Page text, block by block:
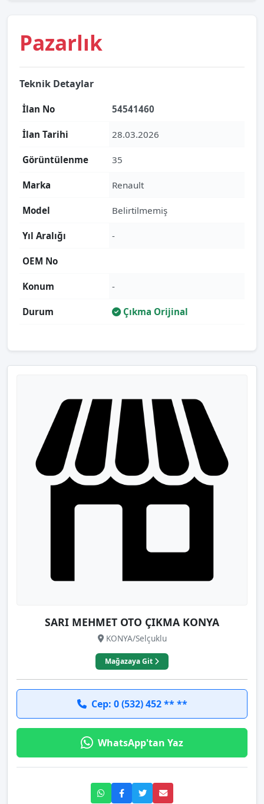
Pazarlık
Teknik Detaylar
İlan No 54541460
İlan Tarihi 28.03.2026
Görüntülenme 35
Marka Renault
Model Belirtilmemiş
Yıl Aralığı -
OEM No
Konum -
Durum Çıkma Orijinal
SARI MEHMET OTO ÇIKMA KONYA
KONYA/Selçuklu
Mağazaya Git
Cep: 0 (532) 452 ** **
WhatsApp'tan Yaz